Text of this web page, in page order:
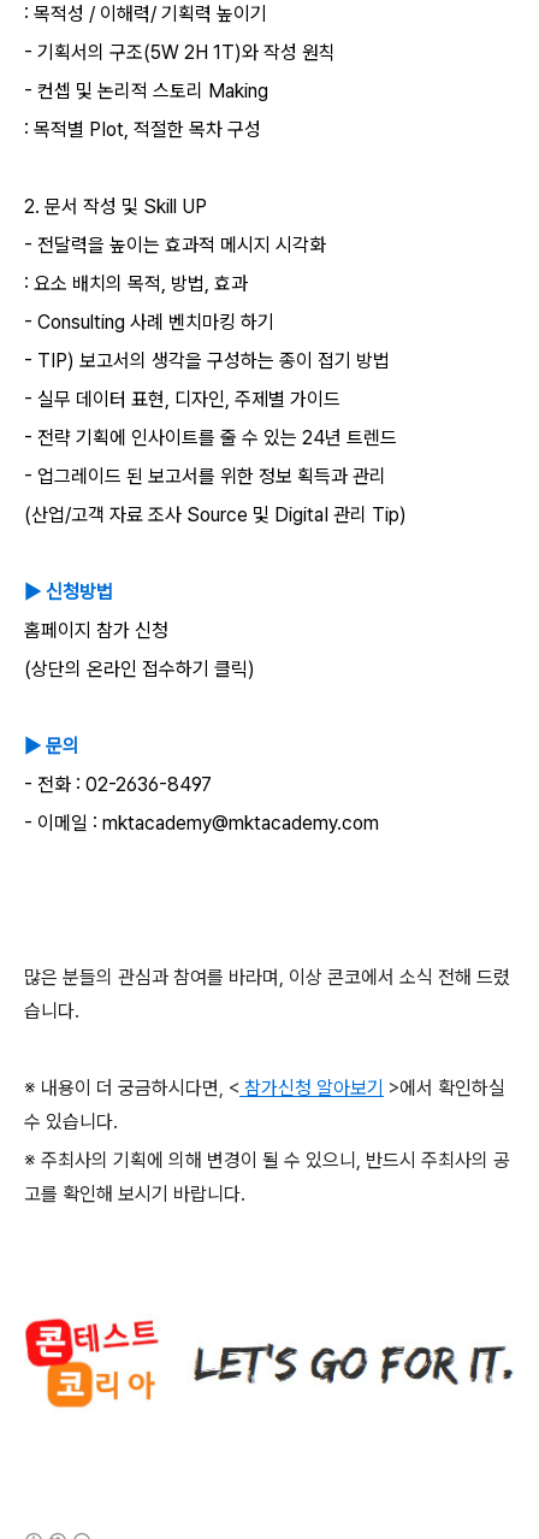
: 목적성 / 이해력/ 기획력 높이기
- 기획서의 구조(5W 2H 1T)와 작성 원칙
- 컨셉 및 논리적 스토리 Making
: 목적별 PIot, 적절한 목차 구성
2. 문서 작성 및 Skill UP
- 전달력을 높이는 효과적 메시지 시각화
: 요소 배치의 목적, 방법, 효과
- Consulting 사례 벤치마킹 하기
- TIP) 보고서의 생각을 구성하는 종이 접기 방법
- 실무 데이터 표현, 디자인, 주제별 가이드
- 전략 기획에 인사이트를 줄 수 있는 24년 트렌드
- 업그레이드 된 보고서를 위한 정보 획득과 관리
(산업/고객 자료 조사 Source 및 DigitaI 관리 Tip)
▶ 신청방법
홈페이지 참가 신청
(상단의 온라인 접수하기 클릭)
▶ 문의
- 전화 : 02-2636-8497
- 이메일 : mktacademy@mktacademy.com
많은 분들의 관심과 참여를 바라며, 이상 콘코에서 소식 전해 드렸
습니다.
※ 내용이 더 궁금하시다면, < 참가신청 알아보기 >에서 확인하실
수 있습니다.
※ 주최사의 기획에 의해 변경이 될 수 있으니, 반드시 주최사의 공
고를 확인해 보시기 바랍니다.